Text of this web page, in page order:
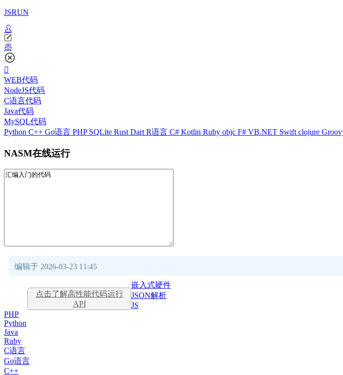
JSRUN
WEB代码
NodeJS代码
C语言代码
Java代码
MySQL代码
Python C++ Go语言 PHP SQLite Rust Dart R语言 C# Kotlin Ruby objc F# VB.NET Swift clojure
NASM在线运行
编辑于 2026-03-23 11:45
点击了解高性能代码运行
API
嵌入式硬件
JSON解析
JS
PHP
Python
Java
Ruby
C语言
Go语言
C++